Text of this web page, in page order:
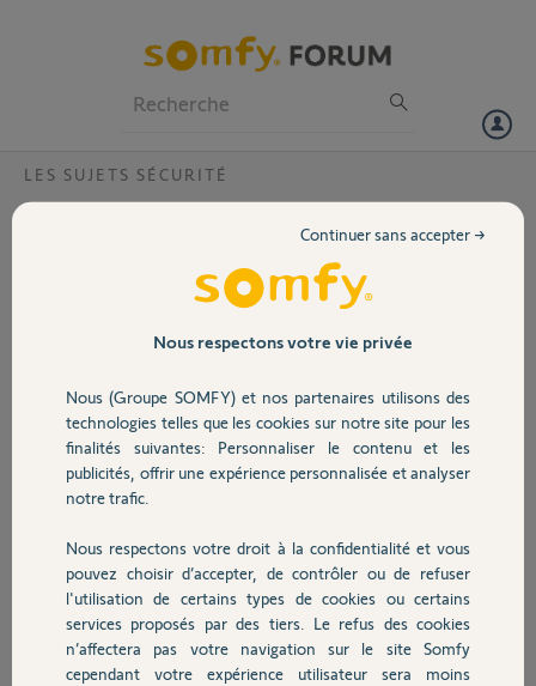
Volet
Sécurité
Domotique
Chauffage
Autres produits
LES SUJETS SÉCURITÉ
Bonjour je relance le sujet concernant l'adresse mail de ma centrale
MyFox Pro. Je n'ai plus accès à cette adresse. L'installateur ne me
trouve pas dans son compte. A priori ma centrale a été dissociée de
Voici le numéro SN1 de ma centrale : 14360132
Merci de votre aide.
Cordialement
Teddy L.
Participer au fil de discussion
Nous respectons votre vie privée
Nous (Groupe SOMFY) et nos partenaires utilisons des
technologies telles que les cookies sur notre site pour les
finalités suivantes: Personnaliser le contenu et les
publicités, offrir une expérience personnalisée et analyser
notre trafic.
Nous respectons votre droit à la confidentialité et vous
pouvez choisir d’accepter, de contrôler ou de refuser
l'utilisation de certains types de cookies ou certains
services proposés par des tiers. Le refus des cookies
n’affectera pas votre navigation sur le site Somfy
cependant votre expérience utilisateur sera moins
Continuer sans accepter →